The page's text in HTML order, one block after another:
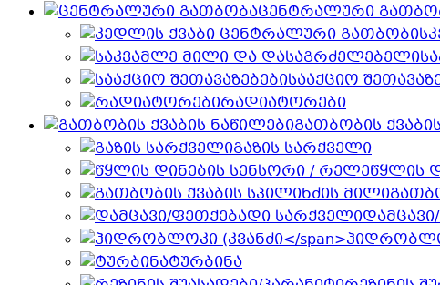
ცენტრალური
სააქციო
რადიატორები
გათბობის
გაზის სარქველი
წყლის
ტურბინა